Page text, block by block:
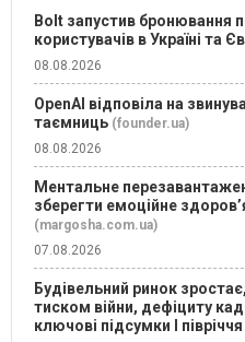
Bolt запустив бронювання
користувачів в Україні та
08.08.2026
OpenAI відповіла на
таємниць (founder.ua)
08.08.2026
Ментальне
зберегти емоційне
(margosha.com.ua)
07.08.2026
Будівельний ринок
тиском війни, дефіциту
ключові підсумки І